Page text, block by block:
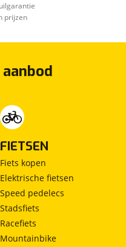
prijzen
FIETSEN
Fiets kopen
Elektrische fietsen
Speed pedelecs
Stadsfiets
Racefiets
Mountainbike